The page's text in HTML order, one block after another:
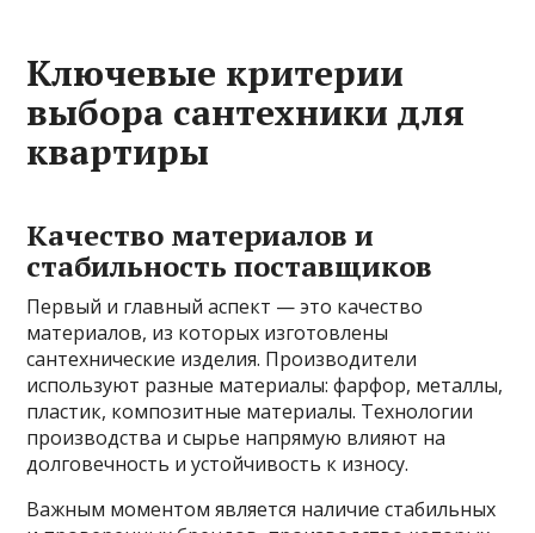
Ключевые критерии
выбора сантехники для
квартиры
Качество материалов и
стабильность поставщиков
Первый и главный аспект — это качество
материалов, из которых изготовлены
сантехнические изделия. Производители
используют разные материалы: фарфор, металлы,
пластик, композитные материалы. Технологии
производства и сырье напрямую влияют на
долговечность и устойчивость к износу.
Важным моментом является наличие стабильных